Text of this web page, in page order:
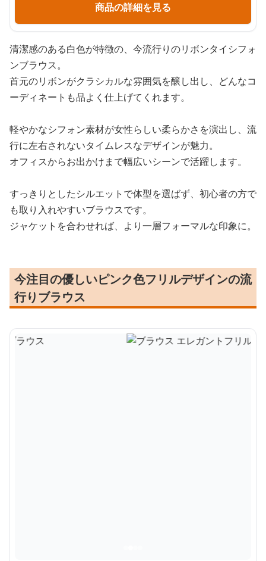
商品の詳細を見る
清潔感のある白色が特徴の、今流行りのリボンタイシフォ
ンブラウス。
首元のリボンがクラシカルな雰囲気を醸し出し、どんなコ
ーディネートも品よく仕上げてくれます。
軽やかなシフォン素材が女性らしい柔らかさを演出し、流
行に左右されないタイムレスなデザインが魅力。
オフィスからお出かけまで幅広いシーンで活躍します。
すっきりとしたシルエットで体型を選ばず、初心者の方で
も取り入れやすいブラウスです。
ジャケットを合わせれば、より一層フォーマルな印象に。
今注目の優しいピンク色フリルデザインの流
行りブラウス